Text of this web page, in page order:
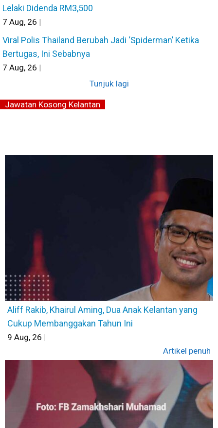
Lelaki Didenda RM3,500
7 Aug, 26 |
Viral Polis Thailand Berubah Jadi ‘Spiderman’ Ketika
Bertugas, Ini Sebabnya
7 Aug, 26 |
Tunjuk lagi
Jawatan Kosong Kelantan
Aliff Rakib, Khairul Aming, Dua Anak Kelantan yang
Cukup Membanggakan Tahun Ini
9 Aug, 26 |
Artikel penuh